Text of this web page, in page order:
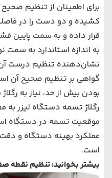
برای اطمینان از تنظیم
قرار داده و به سمت پایین
به اندازه استاندارد به سمت
نشان‌دهنده تنظیم درست
گواهی بر تنظیم صحیح آن
بودن بیش از حد، نیاز به
رگلاژ تسمه دستگاه لیزر
موقعیت تسمه در دستگاه
عملکرد بهینه دستگاه و
است.
بیشتر بخوانید:تنظیم نقطه